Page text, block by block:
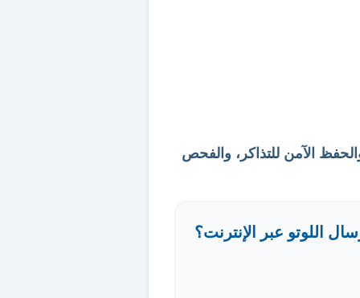
الآمن للتذاكر، والفحص
اللوتو عبر الإنترنت؟